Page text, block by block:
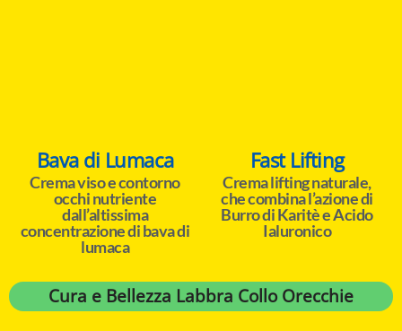
Bava di Lumaca
Crema viso e contorno
occhi nutriente
dall’altissima
concentrazione di bava di
lumaca
Fast Lifting
Crema lifting naturale,
che combina l’azione di
Burro di Karitè e Acido
Ialuronico
Cura e Bellezza Labbra Collo Orecchie